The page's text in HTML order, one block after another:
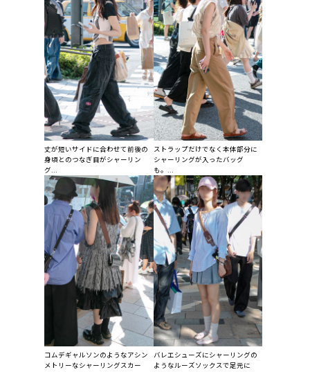
丈が短いサイドに合わせて前後の
身頃とのつなぎ目がシャーリン
グ...
ストラップだけでなく本体部分に
シャーリングが入ったバッグ
も。...
コムデギャルソンのようなアシン
メトリーなシャーリングスカー
バレエシューズにシャーリングの
ようなルーズソックスで足元に